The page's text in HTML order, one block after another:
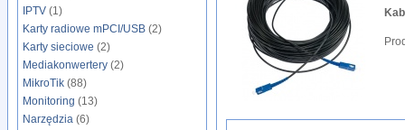
IPTV (1)
Karty radiowe mPCI/USB (2)
Karty sieciowe (2)
Mediakonwertery (2)
MikroTik (88)
Monitoring (13)
Narzędzia (6)